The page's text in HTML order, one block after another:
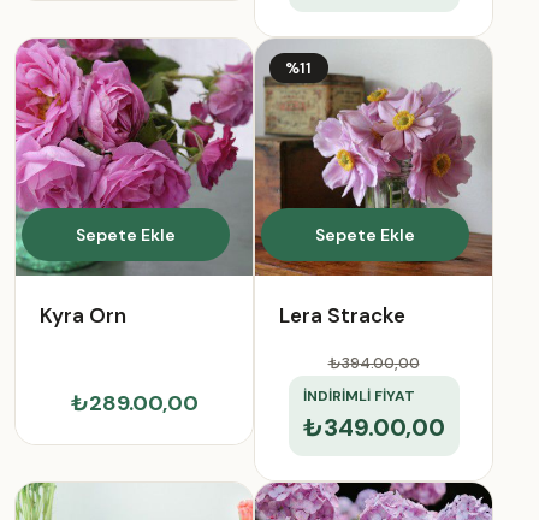
Sepete Ekle
Kyra Orn
₺289.00,00
Sepete Ekle
%11
Lera Stracke
₺394.00,00
İNDİRİMLİ FİYAT
₺349.00,00